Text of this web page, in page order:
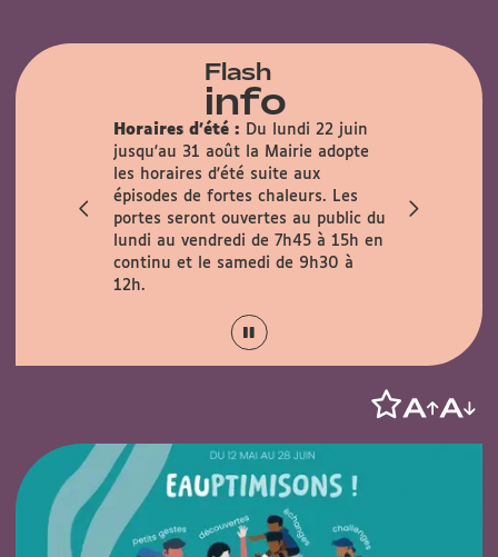
Flash
info
Horaires d'été :
Du lundi 22 juin
jusqu'au 31 août la Mairie adopte
les horaires d'été suite aux
épisodes de fortes chaleurs. Les
portes seront ouvertes au public du
lundi au vendredi de 7h45 à 15h en
continu et le samedi de 9h30 à
12h.